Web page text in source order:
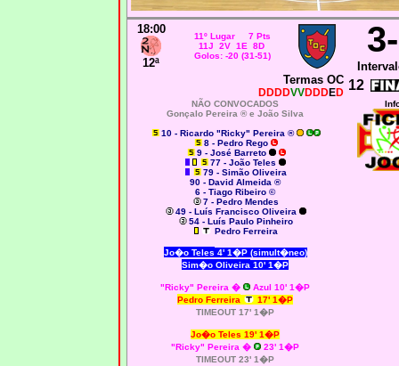
18:00
12ª
11º Lugar 7 Pts
11J 2V 1E 8D
Golos: -20 (31-51)
Termas OC
DDDDVVDDDED 12
NÃO CONVOCADOS
Gonçalo Pereira ® e João Silva
10 - Ricardo "Ricky" Pereira ®
8 - Pedro Rego
9 - José Barreto
77 - João Teles
79 - Simão Oliveira
90 - David Almeida ®
6 - Tiago Ribeiro ©
7 - Pedro Mendes
49 - Luís Francisco Oliveira
54 - Luís Paulo Pinheiro
Pedro Ferreira
Jo�o Teles 4' 1�P (simult�neo)
Sim�o Oliveira 10' 1�P
"Ricky" Pereira �
Azul 10' 1�P
Pedro Ferreira
17' 1�P
TIMEOUT 17' 1�P
Jo�o Teles 19' 1�P
"Ricky" Pereira �
23' 1�P
TIMEOUT 23' 1�P